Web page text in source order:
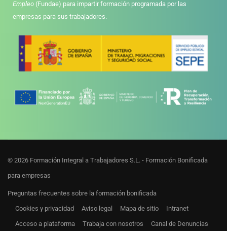
Empleo (Fundae) para impartir formación programada por las
empresas para sus trabajadores.
© 2026 Formación Integral a Trabajadores S.L. - Formación Bonificada
para empresas
Preguntas frecuentes sobre la formación bonificada
Cookies y privacidad
Aviso legal Mapa de sitio
Intranet
Acceso a plataforma
Trabaja con nosotros Canal de Denuncias